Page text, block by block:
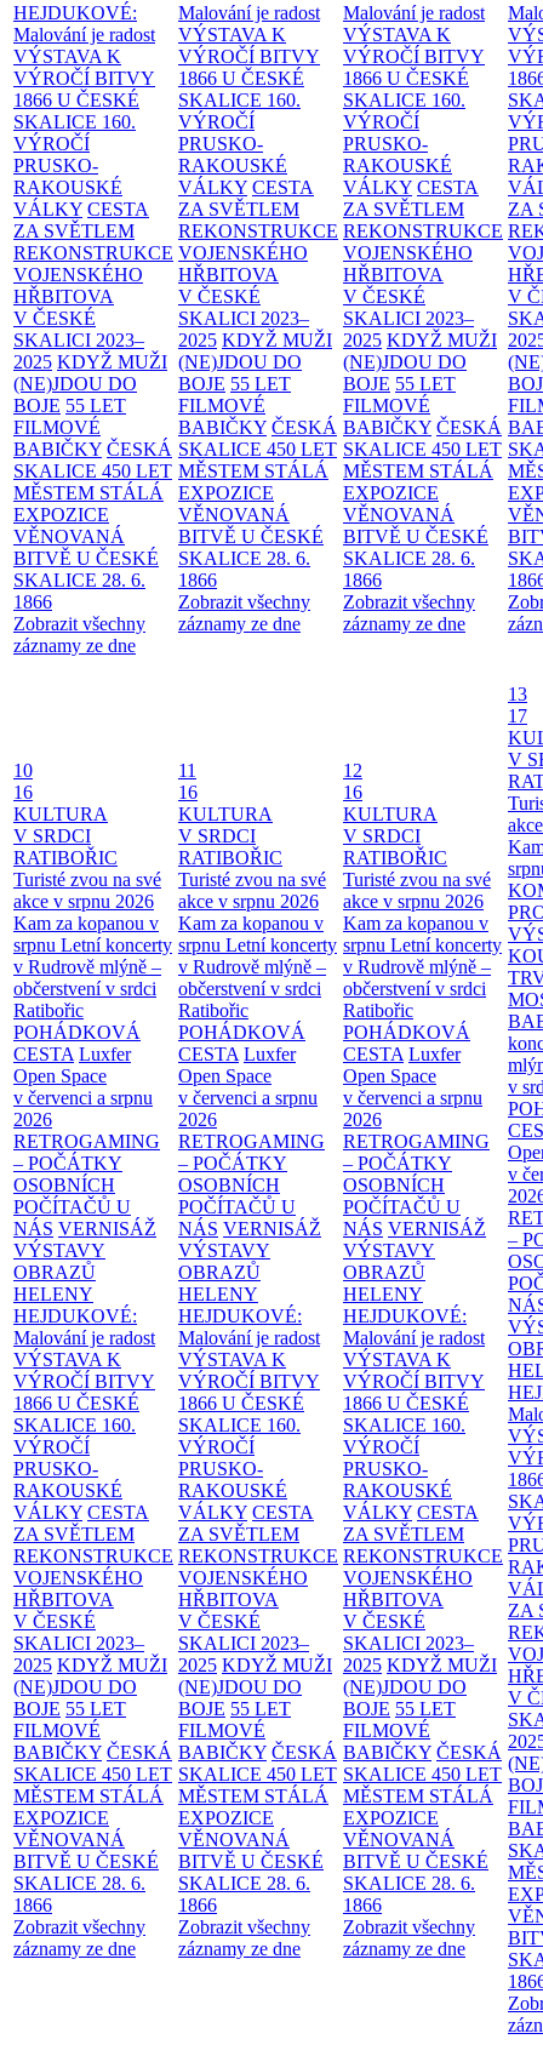
HEJDUKOVÉ:
Malování je radost
VÝSTAVA K
VÝROČÍ BITVY
1866 U ČESKÉ
SKALICE 160.
VÝROČÍ
PRUSKO-
RAKOUSKÉ
VÁLKY CESTA
ZA SVĚTLEM
REKONSTRUKCE
VOJENSKÉHO
HŘBITOVA
V ČESKÉ
SKALICI 2023–
2025 KDYŽ MUŽI
(NE)JDOU DO
BOJE 55 LET
FILMOVÉ
BABIČKY ČESKÁ
SKALICE 450 LET
MĚSTEM STÁLÁ
EXPOZICE
VĚNOVANÁ
BITVĚ U ČESKÉ
SKALICE 28. 6.
1866
Zobrazit všechny
záznamy ze dne
Malování je radost
VÝSTAVA K
VÝROČÍ BITVY
1866 U ČESKÉ
SKALICE 160.
VÝROČÍ
PRUSKO-
RAKOUSKÉ
VÁLKY CESTA
ZA SVĚTLEM
REKONSTRUKCE
VOJENSKÉHO
HŘBITOVA
V ČESKÉ
SKALICI 2023–
2025 KDYŽ MUŽI
(NE)JDOU DO
BOJE 55 LET
FILMOVÉ
BABIČKY ČESKÁ
SKALICE 450 LET
MĚSTEM STÁLÁ
EXPOZICE
VĚNOVANÁ
BITVĚ U ČESKÉ
SKALICE 28. 6.
1866
Zobrazit všechny
záznamy ze dne
Malování je radost
VÝSTAVA K
VÝROČÍ BITVY
1866 U ČESKÉ
SKALICE 160.
VÝROČÍ
PRUSKO-
RAKOUSKÉ
VÁLKY CESTA
ZA SVĚTLEM
REKONSTRUKCE
VOJENSKÉHO
HŘBITOVA
V ČESKÉ
SKALICI 2023–
2025 KDYŽ MUŽI
(NE)JDOU DO
BOJE 55 LET
FILMOVÉ
BABIČKY ČESKÁ
SKALICE 450 LET
MĚSTEM STÁLÁ
EXPOZICE
VĚNOVANÁ
BITVĚ U ČESKÉ
SKALICE 28. 6.
1866
Zobrazit všechny
záznamy ze dne
ZA
V
10
16
KULTURA
V SRDCI
RATIBOŘIC
Turisté zvou na své
akce v srpnu 2026
Kam za kopanou v
srpnu Letní koncerty
v Rudrově mlýně –
občerstvení v srdci
Ratibořic
POHÁDKOVÁ
CESTA Luxfer
Open Space
v červenci a srpnu
2026
RETROGAMING
– POČÁTKY
OSOBNÍCH
POČÍTAČŮ U
NÁS VERNISÁŽ
VÝSTAVY
OBRAZŮ
HELENY
HEJDUKOVÉ:
Malování je radost
VÝSTAVA K
VÝROČÍ BITVY
1866 U ČESKÉ
SKALICE 160.
VÝROČÍ
PRUSKO-
RAKOUSKÉ
VÁLKY CESTA
ZA SVĚTLEM
REKONSTRUKCE
VOJENSKÉHO
HŘBITOVA
V ČESKÉ
SKALICI 2023–
2025 KDYŽ MUŽI
(NE)JDOU DO
BOJE 55 LET
FILMOVÉ
BABIČKY ČESKÁ
SKALICE 450 LET
MĚSTEM STÁLÁ
EXPOZICE
VĚNOVANÁ
BITVĚ U ČESKÉ
SKALICE 28. 6.
1866
Zobrazit všechny
záznamy ze dne
11
16
KULTURA
V SRDCI
RATIBOŘIC
Turisté zvou na své
akce v srpnu 2026
Kam za kopanou v
srpnu Letní koncerty
v Rudrově mlýně –
občerstvení v srdci
Ratibořic
POHÁDKOVÁ
CESTA Luxfer
Open Space
v červenci a srpnu
2026
RETROGAMING
– POČÁTKY
OSOBNÍCH
POČÍTAČŮ U
NÁS VERNISÁŽ
VÝSTAVY
OBRAZŮ
HELENY
HEJDUKOVÉ:
Malování je radost
VÝSTAVA K
VÝROČÍ BITVY
1866 U ČESKÉ
SKALICE 160.
VÝROČÍ
PRUSKO-
RAKOUSKÉ
VÁLKY CESTA
ZA SVĚTLEM
REKONSTRUKCE
VOJENSKÉHO
HŘBITOVA
V ČESKÉ
SKALICI 2023–
2025 KDYŽ MUŽI
(NE)JDOU DO
BOJE 55 LET
FILMOVÉ
BABIČKY ČESKÁ
SKALICE 450 LET
MĚSTEM STÁLÁ
EXPOZICE
VĚNOVANÁ
BITVĚ U ČESKÉ
SKALICE 28. 6.
1866
Zobrazit všechny
záznamy ze dne
12
16
KULTURA
V SRDCI
RATIBOŘIC
Turisté zvou na své
akce v srpnu 2026
Kam za kopanou v
srpnu Letní koncerty
v Rudrově mlýně –
občerstvení v srdci
Ratibořic
POHÁDKOVÁ
CESTA Luxfer
Open Space
v červenci a srpnu
2026
RETROGAMING
– POČÁTKY
OSOBNÍCH
POČÍTAČŮ U
NÁS VERNISÁŽ
VÝSTAVY
OBRAZŮ
HELENY
HEJDUKOVÉ:
Malování je radost
VÝSTAVA K
VÝROČÍ BITVY
1866 U ČESKÉ
SKALICE 160.
VÝROČÍ
PRUSKO-
RAKOUSKÉ
VÁLKY CESTA
ZA SVĚTLEM
REKONSTRUKCE
VOJENSKÉHO
HŘBITOVA
V ČESKÉ
SKALICI 2023–
2025 KDYŽ MUŽI
(NE)JDOU DO
BOJE 55 LET
FILMOVÉ
BABIČKY ČESKÁ
SKALICE 450 LET
MĚSTEM STÁLÁ
EXPOZICE
VĚNOVANÁ
BITVĚ U ČESKÉ
SKALICE 28. 6.
1866
Zobrazit všechny
záznamy ze dne
13
17
V
v
v
–
ZA
V